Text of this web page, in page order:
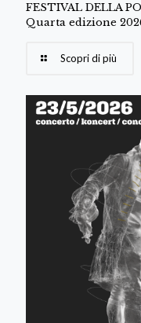
FESTIVAL DELLA
Quarta edizione
Scopri di più